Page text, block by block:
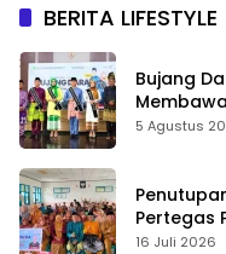
BERITA LIFESTYLE
Bujang
5 Agustus
Pertegas
Karakter
16 Juli 2026